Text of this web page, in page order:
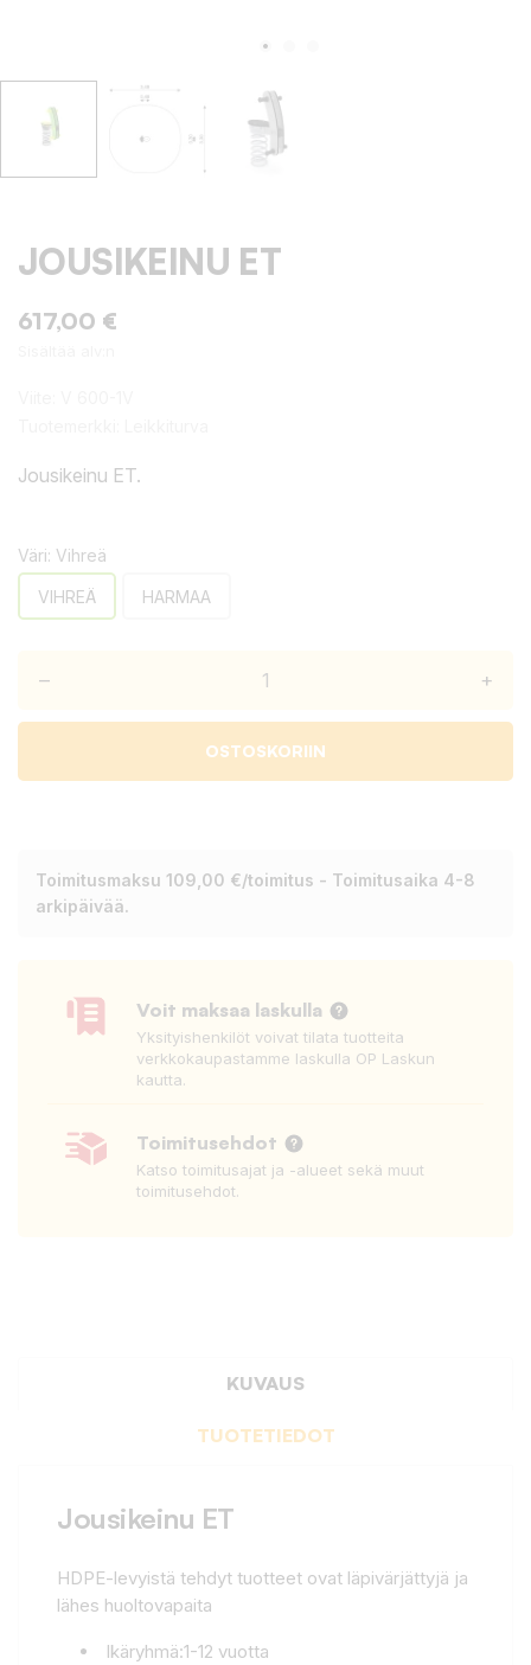
JOUSIKEINU ET
617,00 €
Jousikeinu ET.
Väri: Vihreä
VIHREÄ HARMAA
– +
OSTOSKORIIN
Toimitusmaksu 109,00 €/toimitus - Toimitusaika 4-8
arkipäivää.
Voit maksaa laskulla
Yksityishenkilöt voivat tilata tuotteita
verkkokaupastamme laskulla OP Laskun
kautta.
Toimitusehdot
Katso toimitusajat ja -alueet sekä muut
toimitusehdot.
KUVAUS
TUOTETIEDOT
Jousikeinu ET
HDPE-levyistä tehdyt tuotteet ovat läpivärjättyjä ja
lähes huoltovapaita
Ikäryhmä:1-12 vuotta